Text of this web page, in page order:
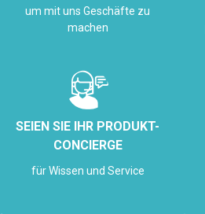
um mit uns Geschäfte zu
machen
SEIEN SIE IHR PRODUKT-
CONCIERGE
für Wissen und Service